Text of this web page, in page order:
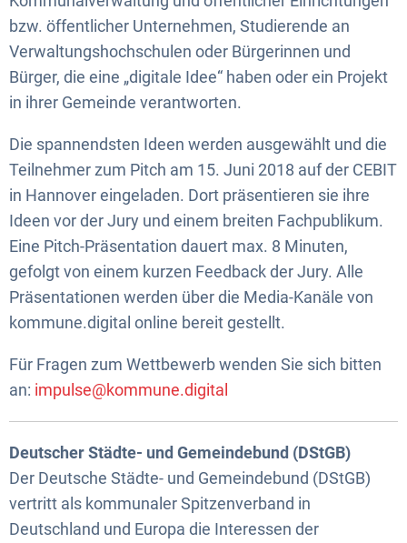
bzw. öffentlicher Unternehmen, Studierende an
Verwaltungshochschulen oder Bürgerinnen und
Bürger, die eine „digitale Idee“ haben oder ein Projekt
in ihrer Gemeinde verantworten.
Die spannendsten Ideen werden ausgewählt und die
Teilnehmer zum Pitch am 15. Juni 2018 auf der CEBIT
in Hannover eingeladen. Dort präsentieren sie ihre
Ideen vor der Jury und einem breiten Fachpublikum.
Eine Pitch-Präsentation dauert max. 8 Minuten,
gefolgt von einem kurzen Feedback der Jury. Alle
Präsentationen werden über die Media-Kanäle von
kommune.digital online bereit gestellt.
Für Fragen zum Wettbewerb wenden Sie sich bitten
an: impulse@kommune.digital
Deutscher Städte- und Gemeindebund (DStGB)
Der Deutsche Städte- und Gemeindebund (DStGB)
vertritt als kommunaler Spitzenverband in
Deutschland und Europa die Interessen der